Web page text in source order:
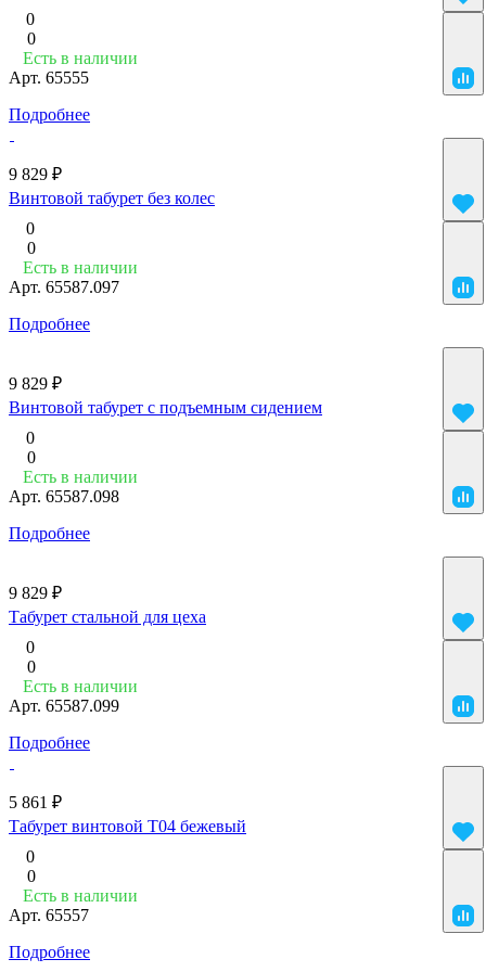
0
0
Есть в наличии
Арт. 65555
Подробнее
9 829 ₽
Винтовой табурет без колес
0
0
Есть в наличии
Арт. 65587.097
Подробнее
9 829 ₽
Винтовой табурет с подъемным сидением
0
0
Есть в наличии
Арт. 65587.098
Подробнее
9 829 ₽
Табурет стальной для цеха
0
0
Есть в наличии
Арт. 65587.099
Подробнее
5 861 ₽
Табурет винтовой Т04 бежевый
0
0
Есть в наличии
Арт. 65557
Подробнее